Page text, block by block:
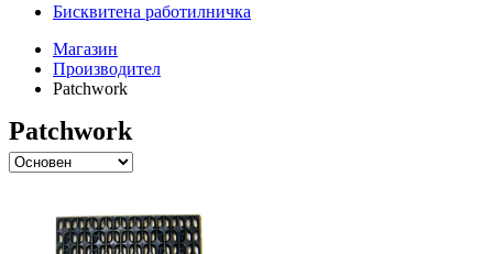
Бисквитена работилничка
Магазин
Производител
Patchwork
Patchwork